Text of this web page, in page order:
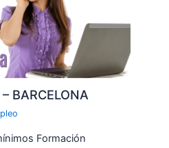
BARCELONA
Formación